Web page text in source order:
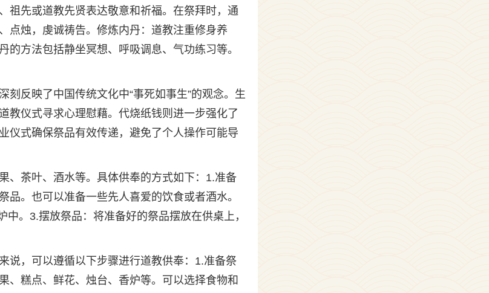
祖先或道教先贤表达敬意和祈福。在祭拜时，通
点烛，虔诚祷告。修炼内丹：道教注重修身养
方法包括静坐冥想、呼吸调息、气功练习等。
反映了中国传统文化中“事死如事生”的观念。生
教仪式寻求心理慰藉。代烧纸钱则进一步强化了
式确保祭品有效传递，避免了个人操作可能导
、茶叶、酒水等。具体供奉的方式如下：1.准备
。也可以准备一些先人喜爱的饮食或者酒水。
。3.摆放祭品：将准备好的祭品摆放在供桌上，
说，可以遵循以下步骤进行道教供奉：1.准备祭
、糕点、鲜花、烛台、香炉等。可以选择食物和